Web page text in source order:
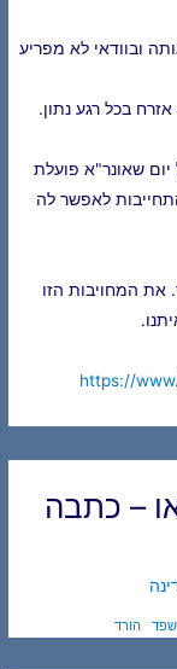
ובוודאי לא מפריע
בכל רגע נתון.
שאונר"א פועלת
לאפשר לה
את המחויבות הזו
https://
– כתבה
הורד